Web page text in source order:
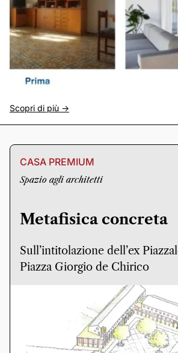
Scopri di più ->
CASA PREMIUM
Spazio agli architetti
Metafisica concreta
Sull’intitolazione dell’ex
Piazza Giorgio de Chirico